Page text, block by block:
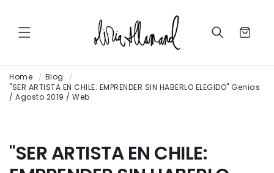
Carrito
Home
Blog
"SER ARTISTA EN CHILE: EMPRENDER SIN HABERLO ELEGIDO" Genias
/ Agosto 2019 / Web
"SER ARTISTA EN CHILE: